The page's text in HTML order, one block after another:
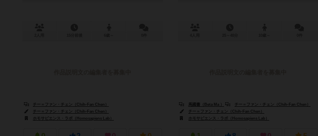
チー＝ファン・チェン（Chih-Fan Chen）
チー＝ファン・チェン（Chih-Fan Chen）
ホモサピエンス・ラボ（Homosapiens Lab）
馬國書（Beta Ma ）
チー＝ファン・チェン（Chih-Fan Chen）
チー＝ファン・チェン（Chih-Fan Chen）
ホモサピエンス・ラボ（Homosapiens Lab）